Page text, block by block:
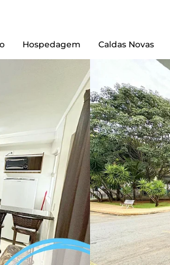
Hospedagem
L'acqua diRoma I
L'acqua diRoma II
L'acqua diRoma III
L'acqua diRoma IV
L'acqua diRoma V
Piazza diRoma
Spazzio diRoma
diRoma Resort
diRoma Fiori
Lacqua diRoma + Lagoa Parque
Caldas Novas Flat + Lagoa Parque
Caldas Novas